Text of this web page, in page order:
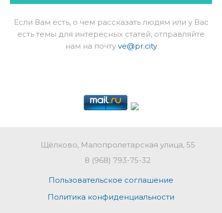
Если Вам есть, о чем рассказать людям или у Вас
есть темы для интересных статей, отправляйте
нам на почту ve@pr.city
Щёлково, Малопролетарская улица, 55
8 (968) 793-75-32
Пользовательское соглашение
Политика конфиденциальности